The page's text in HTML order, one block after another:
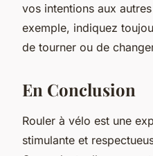
vos intentions aux
exemple, indiquez
de tourner ou de
En Conclusion
Rouler à vélo est une
stimulante et